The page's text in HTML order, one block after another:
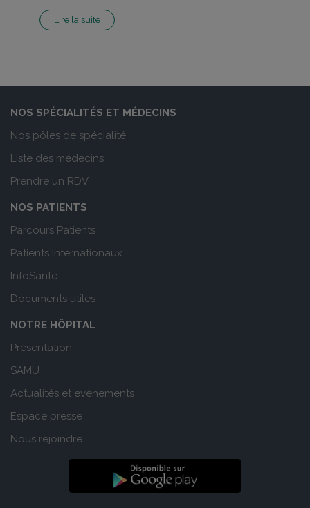
Lire la suite
NOS SPÉCIALITÉS ET MÉDECINS
Nos pôles de spécialité
Liste des médecins
Prendre un RDV
NOS PATIENTS
Parcours Patients
Patients Internationaux
InfoSanté
Documents utiles
NOTRE HÔPITAL
Présentation
SAMU
Actualités et evènements
Espace presse
Nous rejoindre